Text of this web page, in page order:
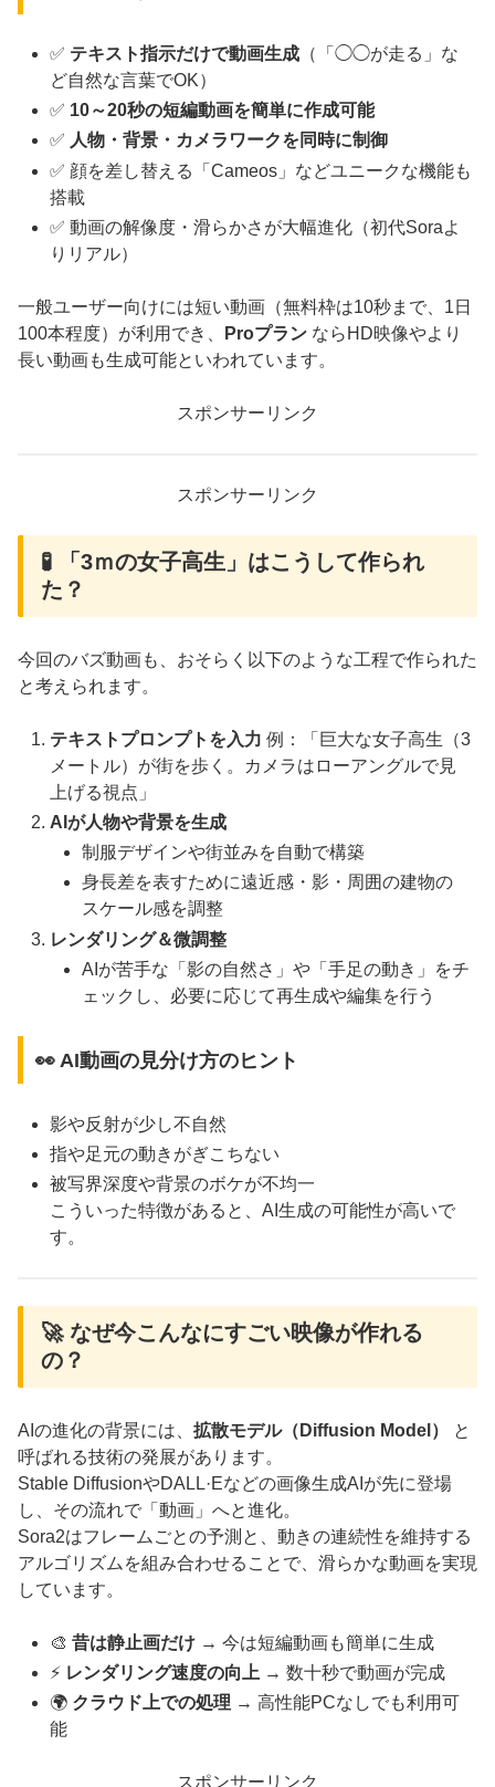
✅ テキスト指示だけで動画生成 （「◯◯が走る」な
ど自然な言葉でOK）
✅ 10～20秒の短編動画を簡単に作成可能
✅ 人物・背景・カメラワークを同時に制御
✅ 顔を差し替える「Cameos」などユニークな機能も
搭載
✅ 動画の解像度・滑らかさが大幅進化（初代Soraよ
りリアル）
一般ユーザー向けには短い動画（無料枠は10秒まで、1日
100本程度）が利用でき、
Proプラン ならHD映像やより
長い動画も生成可能といわれています。
スポンサーリンク
スポンサーリンク
🧪 「3ｍの女子高生」はこうして作られ
た？
今回のバズ動画も、おそらく以下のような工程で作られた
と考えられます。
テキストプロンプトを入力 例：「巨大な女子高生（3
メートル）が街を歩く。カメラはローアングルで見
上げる視点」
AIが人物や背景を生成
制服デザインや街並みを自動で構築
身長差を表すために遠近感・影・周囲の建物の
スケール感を調整
レンダリング＆微調整
AIが苦手な「影の自然さ」や「手足の動き」をチ
ェックし、必要に応じて再生成や編集を行う
👀 AI動画の見分け方のヒント
影や反射が少し不自然
指や足元の動きがぎこちない
被写界深度や背景のボケが不均一
こういった特徴があると、AI生成の可能性が高いで
す。
🚀 なぜ今こんなにすごい映像が作れる
の？
AIの進化の背景には、 拡散モデル（Diffusion Model）
と
呼ばれる技術の発展があります。
Stable DiffusionやDALL·Eなどの画像生成AIが先に登場
し、その流れで「動画」へと進化。
Sora2はフレームごとの予測と、動きの連続性を維持する
アルゴリズムを組み合わせることで、滑らかな動画を実現
しています。
🎨昔は静止画だけ → 今は短編動画も簡単に生成
⚡ レンダリング速度の向上 → 数十秒で動画が完成
🌍 クラウド上での処理 → 高性能PCなしでも利用可
能
スポンサーリンク